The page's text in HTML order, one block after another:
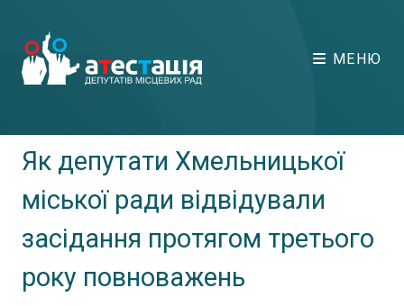
МЕНЮ
Як депутати Хмельницької
міської ради відвідували
засідання протягом третього
року повноважень